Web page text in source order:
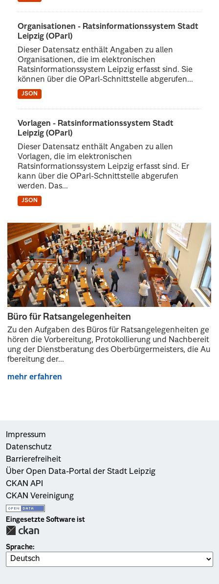
Büro für Ratsangelegenheiten
Zu den Aufgaben des Büros für Ratsangelegenheiten ge
hören die Vorbereitung, Protokollierung und Nachbereit
ung der Dienstberatung des Oberbürgermeisters, die Au
fbereitung der...
mehr erfahren
Organisationen - Ratsinformationssystem Stadt
Leipzig (OParl)
Dieser Datensatz enthält Angaben zu allen
Organisationen, die im elektronischen
Ratsinformationssystem Leipzig erfasst sind. Sie
können über die OParl-Schnittstelle abgerufen...
JSON
Vorlagen - Ratsinformationssystem Stadt
Leipzig (OParl)
Dieser Datensatz enthält Angaben zu allen
Vorlagen, die im elektronischen
Ratsinformationssystem Leipzig erfasst sind. Er
kann über die OParl-Schnittstelle abgerufen
werden. Das...
JSON
Impressum
Datenschutz
Barrierefreiheit
Über Open Data-Portal der Stadt Leipzig
CKAN API
CKAN Vereinigung
Eingesetzte Software ist
Sprache